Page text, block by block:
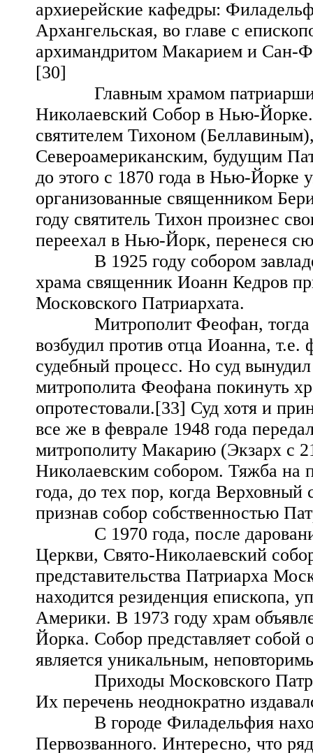
архиерейские кафедры:
Архангельская, во главе с
архимандритом Макарием и Сан-
[30]
Главным храмом патриарших
Николаевский Собор в Нью-
святителем Тихоном
Североамериканским, будущим
до этого с 1870 года в Нью-
организованные священником
году святитель Тихон произнес
переехал в Нью-Йорк, перенеся
В 1925 году собором
храма священник Иоанн Кедров
Московского Патриархата.
Митрополит Феофан, тогда
возбудил против отца Иоанна,
судебный процесс. Но суд
митрополита Феофана покинуть
опротестовали.[33] Суд хотя и
все же в феврале 1948 года
митрополиту Макарию (Экзарх с
Николаевским собором. Тяжба на
года, до тех пор, когда
признав собор собственностью
С 1970 года, после дарования
Церкви, Свято-Николаевский
представительства Патриарха
находится резиденция епископа,
Америки. В 1973 году храм
Йорка. Собор представляет собой
является уникальным,
Приходы Московского
Их перечень неоднократно
В городе Филадельфия
Первозванного. Интересно, что